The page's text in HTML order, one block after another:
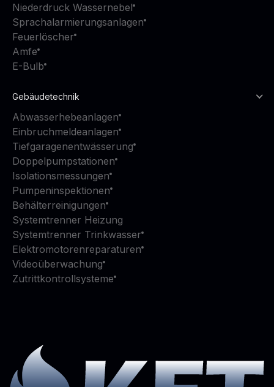
Niederdruck Wassernebel
Sprachalarmierungsanlagen
Feuerlöscher
Amfe
E-Bulb
Gebäudetechnik
Abwasserhebeanlagen
Einbruchmeldeanlagen
Tiefgaragenentwässerung
Doppelpumpstationen
Isolationsmessungen
Pumpeninspektionen
Behälterreinigungen
Systemtrenner Heizung
Systemtrenner Trinkwasser
Elektromotorenreparaturen
Videoüberwachung
Zutrittkontrollsysteme